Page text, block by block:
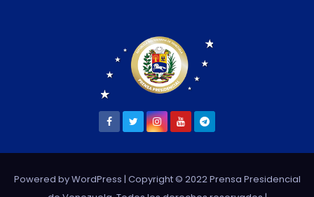
Powered by WordPress | Copyright © 2022 Prensa Presidencial